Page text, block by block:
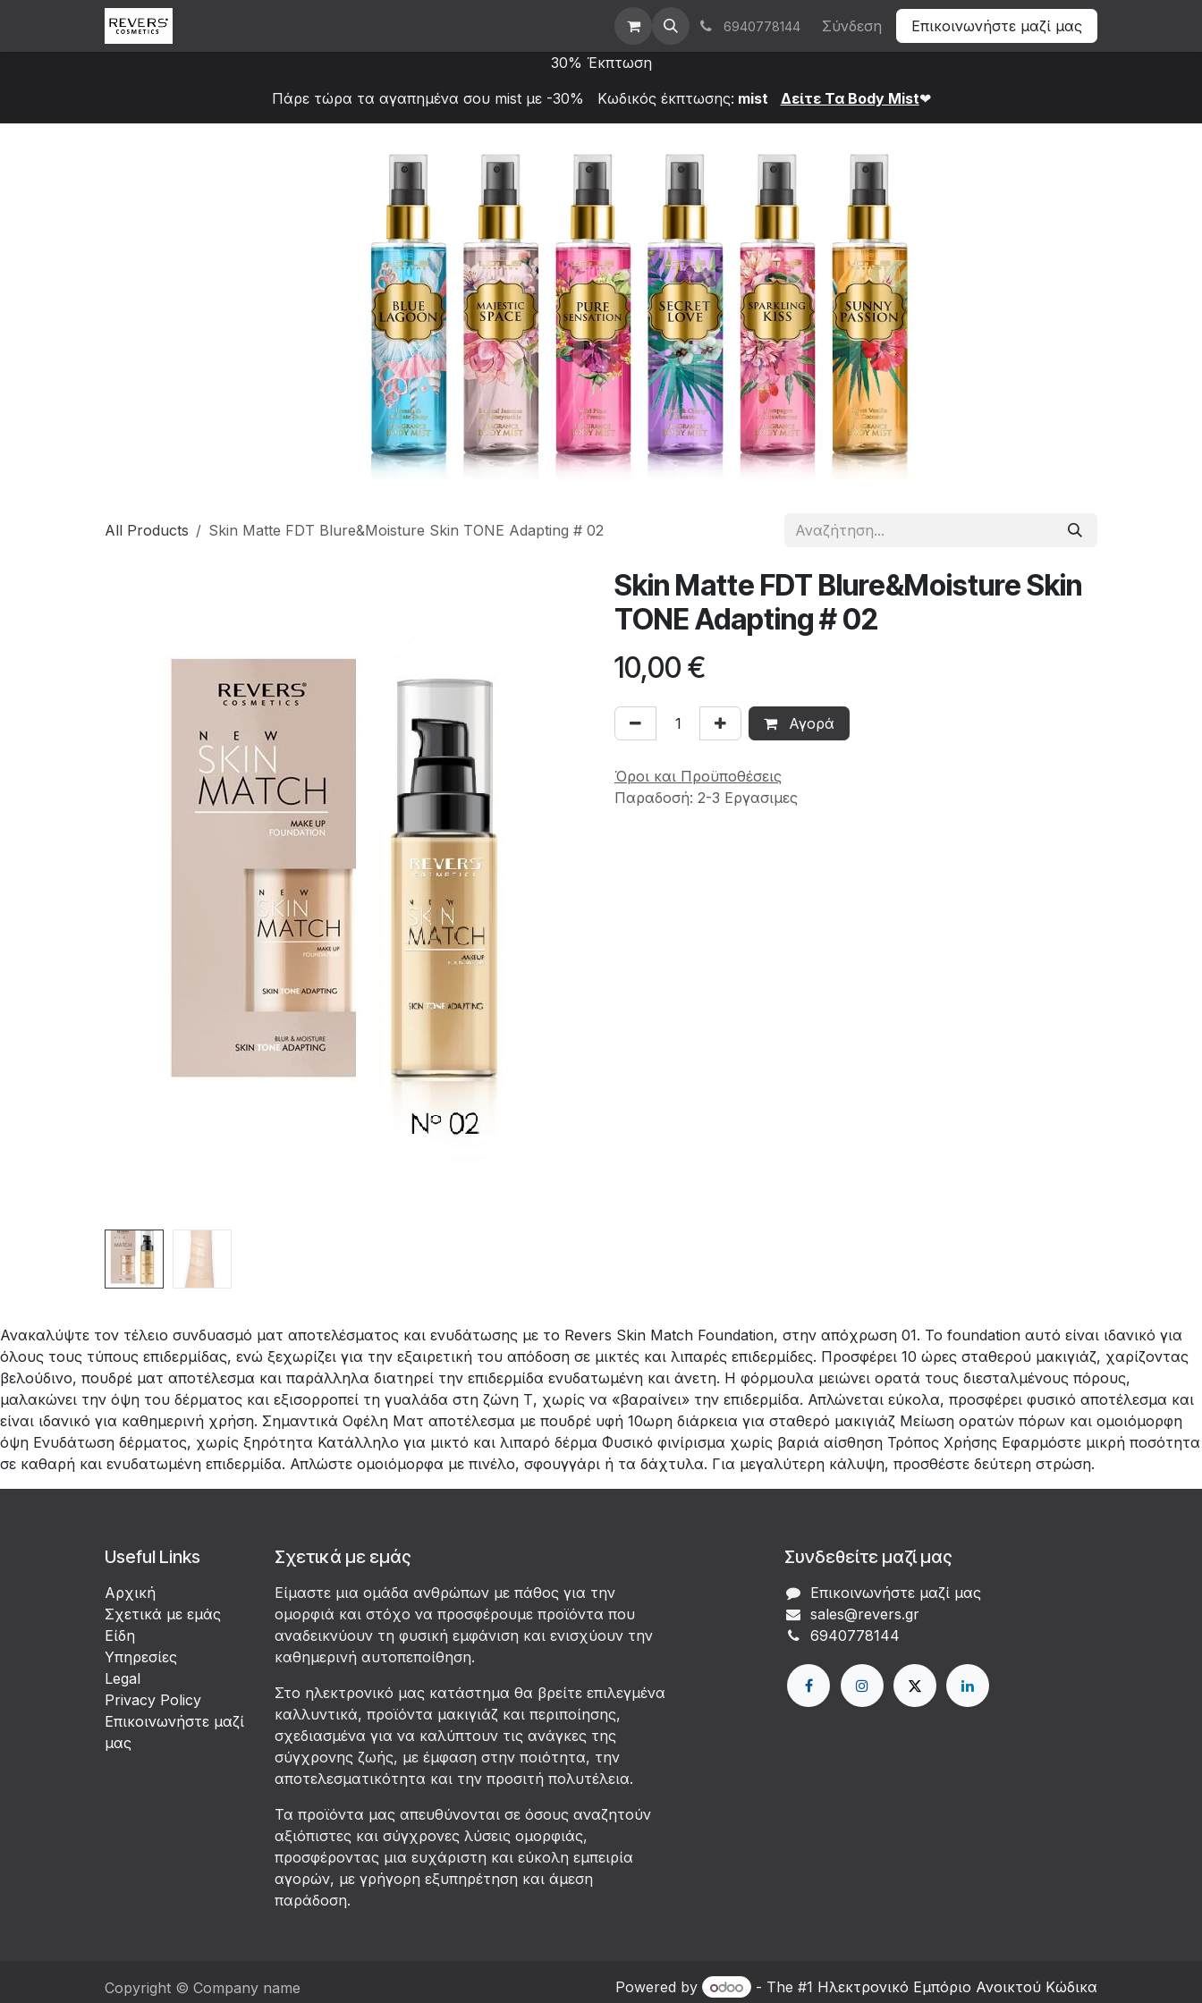
Χονδρική 6940778144 Σύνδεση Επικοινωνήστε μαζί μας
30% Έκπτωση
Πάρε τώρα τα αγαπημένα σου mist με -30% Κωδικός έκπτωσης: mist Δείτε Τα Bod​y Mist❤
All Products Skin Matte FDT Blure&Moisture Skin TONE Adapting # 02
Skin Matte FDT Blure&Moisture Skin
TONE Adapting # 02
10,00 €
Αγορά
Όροι και Προϋποθέσεις
Παραδοσή: 2-3 Εργασιμες
Ανακαλύψτε τον τέλειο συνδυασμό ματ αποτελέσματος και ενυδάτωσης με το Revers Skin Match Foundation, στην απόχρωση 01. Το foundation αυτό είναι ιδανικό για
όλους τους τύπους επιδερμίδας, ενώ ξεχωρίζει για την εξαιρετική του απόδοση σε μικτές και λιπαρές επιδερμίδες. Προσφέρει 10 ώρες σταθερού μακιγιάζ, χαρίζοντας
βελούδινο, πουδρέ ματ αποτέλεσμα και παράλληλα διατηρεί την επιδερμίδα ενυδατωμένη και άνετη. Η φόρμουλα μειώνει ορατά τους διεσταλμένους πόρους,
μαλακώνει την όψη του δέρματος και εξισορροπεί τη γυαλάδα στη ζώνη Τ, χωρίς να «βαραίνει» την επιδερμίδα. Απλώνεται εύκολα, προσφέρει φυσικό αποτέλεσμα και
είναι ιδανικό για καθημερινή χρήση. Σημαντικά Οφέλη Ματ αποτέλεσμα με πουδρέ υφή 10ωρη διάρκεια για σταθερό μακιγιάζ Μείωση ορατών πόρων και ομοιόμορφη
όψη Ενυδάτωση δέρματος, χωρίς ξηρότητα Κατάλληλο για μικτό και λιπαρό δέρμα Φυσικό φινίρισμα χωρίς βαριά αίσθηση Τρόπος Χρήσης Εφαρμόστε μικρή ποσότητα
σε καθαρή και ενυδατωμένη επιδερμίδα. Απλώστε ομοιόμορφα με πινέλο, σφουγγάρι ή τα δάχτυλα. Για μεγαλύτερη κάλυψη, προσθέστε δεύτερη στρώση.
Useful Links
Αρχική
Σχετικά με εμάς
Είδη
Υπηρεσίες
Legal
Privacy Policy
Επικοινωνήστε μαζί
μας
Σχετικά με εμάς
Είμαστε μια ομάδα ανθρώπων με πάθος για την
ομορφιά και στόχο να προσφέρουμε προϊόντα που
αναδεικνύουν τη φυσική εμφάνιση και ενισχύουν την
καθημερινή αυτοπεποίθηση.
Στο ηλεκτρονικό μας κατάστημα θα βρείτε επιλεγμένα
καλλυντικά, προϊόντα μακιγιάζ και περιποίησης,
σχεδιασμένα για να καλύπτουν τις ανάγκες της
σύγχρονης ζωής, με έμφαση στην ποιότητα, την
αποτελεσματικότητα και την προσιτή πολυτέλεια.
Τα προϊόντα μας απευθύνονται σε όσους αναζητούν
αξιόπιστες και σύγχρονες λύσεις ομορφιάς,
προσφέροντας μια ευχάριστη και εύκολη εμπειρία
αγορών, με γρήγορη εξυπηρέτηση και άμεση
παράδοση.
Συνδεθείτε μαζί μας
Επικοινωνήστε μαζί μας
sales@revers.gr
6940778144
Copyright © Company name Powered by - The #1 Ηλεκτρονικό Eμπόριο Ανοικτού Κώδικα